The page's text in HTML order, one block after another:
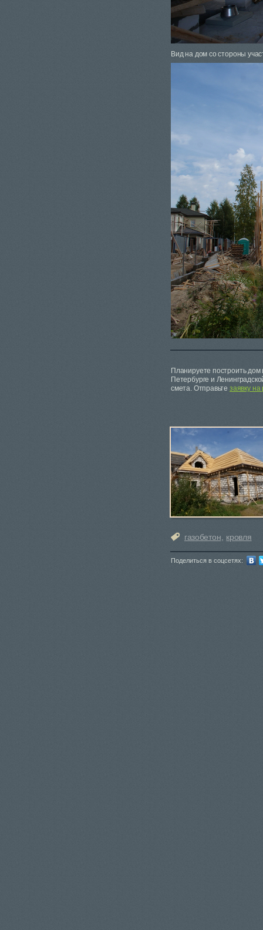
Вид на дом со стороны
Планируете построить
Петербурге и
смета. Отправьте заявку на
газобетон, кровля
Поделиться в соцсетях: